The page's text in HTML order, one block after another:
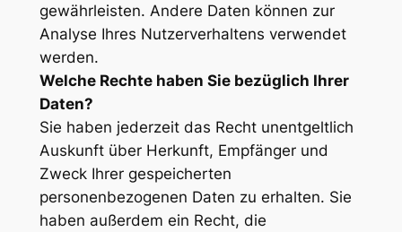
gewährleisten. Andere Daten können zur
Analyse Ihres Nutzerverhaltens verwendet
werden.
Welche Rechte haben Sie bezüglich Ihrer
Daten?
Sie haben jederzeit das Recht unentgeltlich
Auskunft über Herkunft, Empfänger und
Zweck Ihrer gespeicherten
personenbezogenen Daten zu erhalten. Sie
haben außerdem ein Recht, die